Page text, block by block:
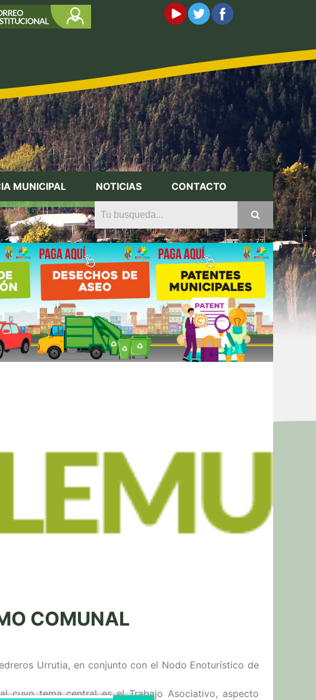
MUNICIPAL NOTICIAS CONTACTO
COMUNAL
Urrutia, en conjunto con el Nodo Enoturístico de
cuyo tema central es el Trabajo Asociativo, aspecto